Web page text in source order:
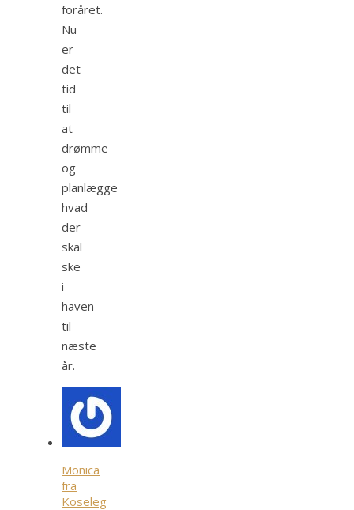
foråret.
Nu
er
det
tid
til
at
drømme
og
planlægge
hvad
der
skal
ske
i
haven
til
næste
år.
Monica
fra
Koseleg